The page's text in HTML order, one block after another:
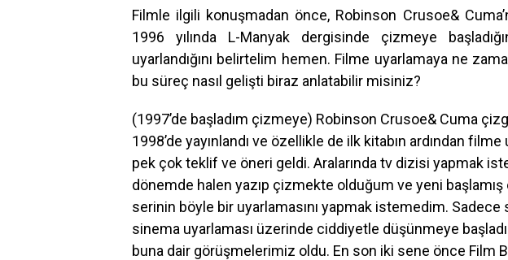
Filmle ilgili konuşmadan önce, Robinson Crusoe&
1996 yılında L-Manyak dergisinde çizmeye
uyarlandığını belirtelim hemen. Filme uyarlamaya ne
bu süreç nasıl gelişti biraz anlatabilir misiniz?
(1997’de başladım çizmeye) Robinson Crusoe& Cuma
1998’de yayınlandı ve özellikle de ilk kitabın ardından
pek çok teklif ve öneri geldi. Aralarında tv dizisi yapmak
dönemde halen yazıp çizmekte olduğum ve yeni başlamış
serinin böyle bir uyarlamasını yapmak istemedim. Sadece
sinema uyarlaması üzerinde ciddiyetle düşünmeye
buna dair görüşmelerimiz oldu. En son iki sene önce Film